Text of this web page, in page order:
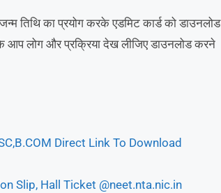
तिथि का प्रयोग करके एडमिट कार्ड को डाउनलोड
आप लोग और प्रक्रिया देख लीजिए डाउनलोड करने
Direct Link To Download
Slip, Hall Ticket @neet.nta.nic.in